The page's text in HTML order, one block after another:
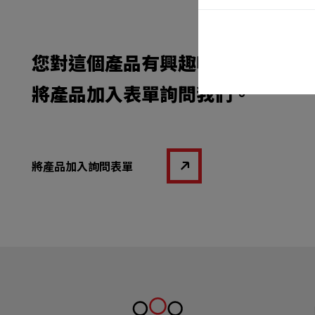
您對這個產品有興趣嗎，
將產品加入表單詢問我們。
將產品加入詢問表單